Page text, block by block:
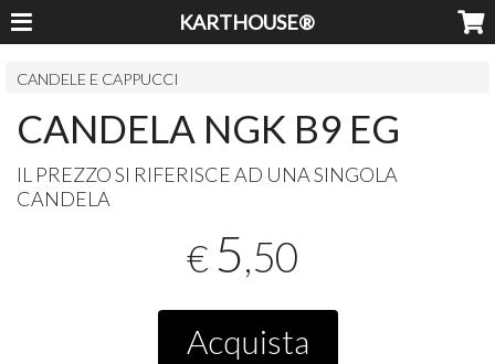
KARTHOUSE®
CANDELE E CAPPUCCI
CANDELA NGK B9 EG
IL PREZZOSI RIFERISCEAD UNASINGOLA
CANDELA
€ 5,50
Acquista